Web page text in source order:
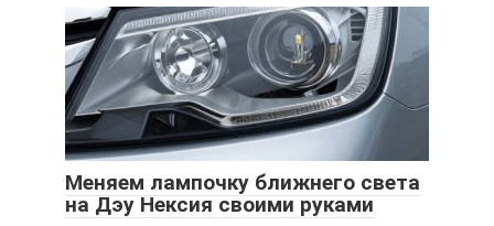
Меняем лампочку ближнего света
на Дэу Нексия своими руками